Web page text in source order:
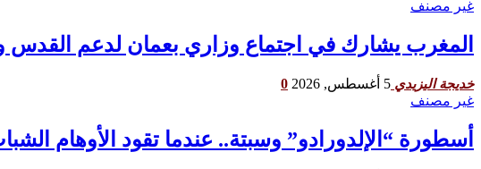
غير مصنف
المغرب يشارك في اجتماع وزاري بعمان لدعم القدس
خديجة اليزيدي 5 أغسطس, 2026
0
غير مصنف
أسطورة “الإلدورادو” وسبتة.. عندما تقود الأوهام